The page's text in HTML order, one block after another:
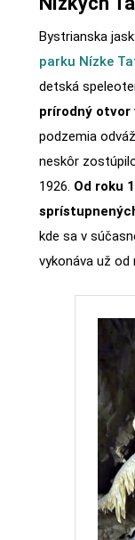
Bystrianska
parku Nízke
detská
prírodný otvor
podzemia
neskôr
1926. Od roku
kde sa v
vykonáva už od